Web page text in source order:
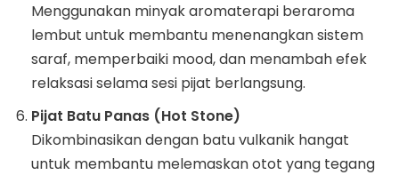
Menggunakan minyak aromaterapi beraroma
lembut untuk membantu menenangkan sistem
saraf, memperbaiki mood, dan menambah efek
relaksasi selama sesi pijat berlangsung.
Pijat Batu Panas (Hot Stone)
Dikombinasikan dengan batu vulkanik hangat
untuk membantu melemaskan otot yang tegang